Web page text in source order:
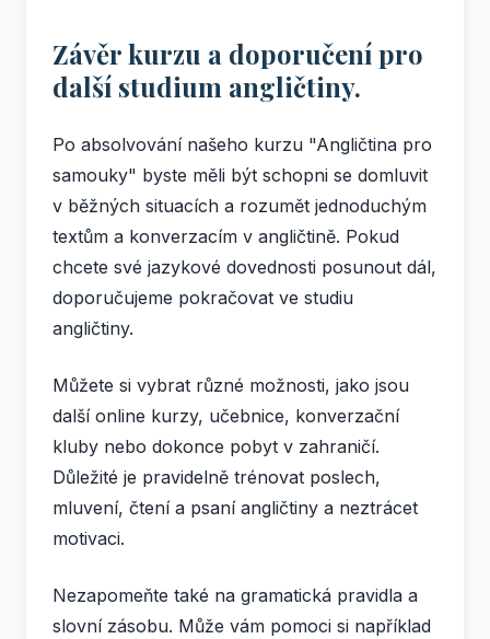
Závěr kurzu a doporučení pro
další studium angličtiny.
Po absolvování našeho kurzu "Angličtina pro
samouky" byste měli být schopni se domluvit
v běžných situacích a rozumět jednoduchým
textům a konverzacím v angličtině. Pokud
chcete své jazykové dovednosti posunout dál,
doporučujeme pokračovat ve studiu
angličtiny.
Můžete si vybrat různé možnosti, jako jsou
další online kurzy, učebnice, konverzační
kluby nebo dokonce pobyt v zahraničí.
Důležité je pravidelně trénovat poslech,
mluvení, čtení a psaní angličtiny a neztrácet
motivaci.
Nezapomeňte také na gramatická pravidla a
slovní zásobu. Může vám pomoci si například